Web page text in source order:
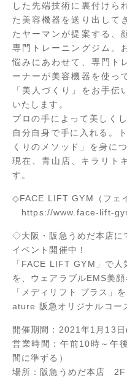
した先端技術に裏付けら
た美容機器を送り出してき
たヤーマンが提案する、
専門トレーニングジム。
悩みにあわせて、専門ト
ーナーが美容機器を使っ
「美人づくり」をお手伝
いたします。
プロの手によって美しく
自分自身で手に入れる。
くりのメソッド」を身に
現在、青山店、キラリト
す。
◇FACE LIFT GYM（フェ
https://www.face-lift-
◇大阪・阪急うめだ本店
イベント開催中！
「FACE LIFT GYM」で
を、ウェアラブルEMS美
「メディリフト プラス」
ature 阪急オリジナルコー
開催期間：2021年1月13
営業時間：午前10時～午
間に準ずる）
場所：阪急うめだ本店 2F